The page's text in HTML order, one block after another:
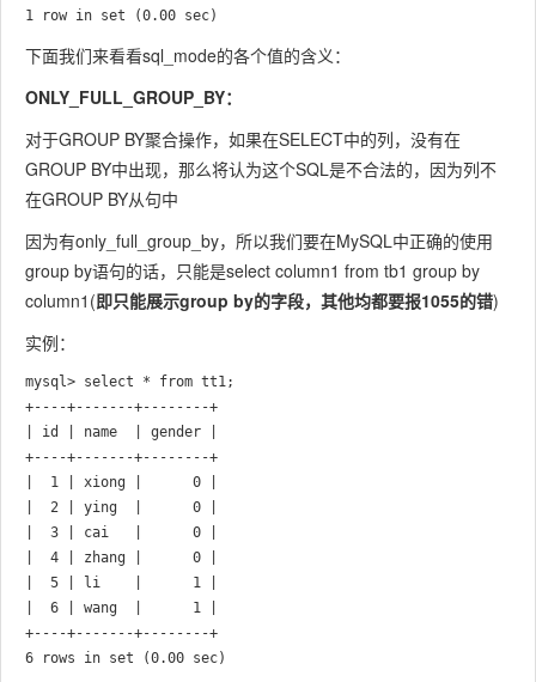
下面我们来看看sql_mode的各个值的含义：
ONLY_FULL_GROUP_BY：
对于GROUP BY聚合操作，如果在SELECT中的列，没有在
GROUP BY中出现，那么将认为这个SQL是不合法的，因为列不
在GROUP BY从句中
因为有only_full_group_by，所以我们要在MySQL中正确的使用
group by语句的话，只能是select column1 from tb1 group by
column1(即只能展示group by的字段，其他均都要报1055的错)
实例：
mysql> select * from tt1;
+----+-------+--------+
| id | name  | gender |
+----+-------+--------+
|  1 | xiong |      0 |
|  2 | ying  |      0 |
|  3 | cai   |      0 |
|  4 | zhang |      0 |
|  5 | li    |      1 |
|  6 | wang  |      1 |
+----+-------+--------+
6 rows in set (0.00 sec)